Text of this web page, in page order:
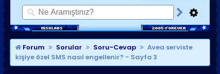
GÜNLÜKLER
SON MESAJLAR
KISAYOLLAR
Forum Sorular Soru-Cevap
Avea serviste
kişiye özel SMS nasıl engellenir? - Sayfa 3